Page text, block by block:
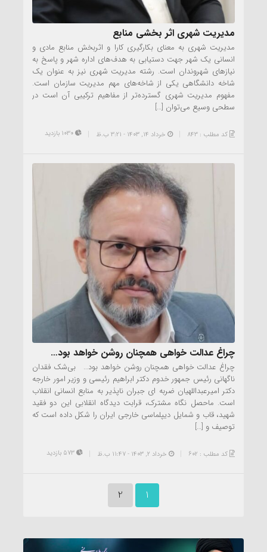
مدیریت شهری اثر بخشی منابع
مدیریت شهری به معنای بکارگیری کارا و اثربخش منابع مادی و
انسانی یک شهر جهت دستیابی به هدف‌های اداره شهر و پاسخ به
نیازهای شهروندان است. رشته مدیریت شهری نیز به عنوان یک
شاخه دانشگاهی یکی از شاخه‌های مهم مدیریت سازمان است.
مفهوم مدیریت شهری گسترده‌تر از مفاهیم ترکیبی آن است در
سطحی وسیع می‌توان […]
کد مطلب : 843 خرداد ۱۴, ۱۴۰۳ - 3:21 ب.ظ
چراغ عدالت خواهی همچنان روشن خواهد بود…
چراغ عدالت خواهی همچنان روشن خواهد بود… بی‌شک فقدان
ناگهانی رئیس جمهور خدوم دکتر ابراهیم رئیسی و وزیر امور خارجه
دکتر امیرعبداللهیان ضربه ای جبران ناپذیر به منابع انسانی انقلاب
است. ماحصل نگاه مشترک، قرابت دیدگاه انقلابی این دو فقید
شهید، قاب و شمایل دیپلماسی خارجی ایران را شکل داده است که
توصیف و […]
کد مطلب : 602 خرداد ۲, ۱۴۰۳ - 11:47 ب.ظ
1
2